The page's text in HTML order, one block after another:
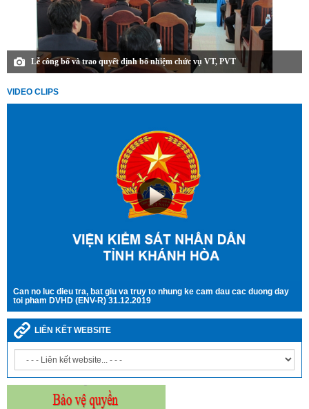
Lễ công bố và trao quyết định bổ nhiệm chức vụ VT, PVT
VIDEO CLIPS
Can no luc dieu tra, bat giu va truy to nhung ke cam dau cac duong day
toi pham DVHD (ENV-R) 31.12.2019
LIÊN KẾT WEBSITE